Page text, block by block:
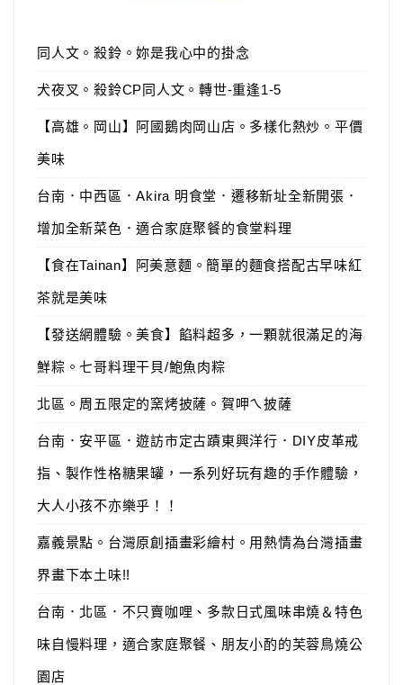
同人文。殺鈴。妳是我心中的掛念
犬夜叉。殺鈴CP同人文。轉世-重逢1-5
【高雄。岡山】阿國鵝肉岡山店。多樣化熱炒。平價
美味
台南．中西區．Akira 明食堂．遷移新址全新開張．
增加全新菜色．適合家庭聚餐的食堂料理
【食在Tainan】阿美意麵。簡單的麵食搭配古早味紅
茶就是美味
【發送網體驗。美食】餡料超多，一顆就很滿足的海
鮮粽。七哥料理干貝/鮑魚肉粽
北區。周五限定的窯烤披薩。賀呷ㄟ披薩
台南．安平區．遊訪市定古蹟東興洋行．DIY皮革戒
指、製作性格糖果罐，一系列好玩有趣的手作體驗，
大人小孩不亦樂乎！！
嘉義景點。台灣原創插畫彩繪村。用熱情為台灣插畫
界畫下本土味!!
台南．北區．不只賣咖哩、多款日式風味串燒＆特色
味自慢料理，適合家庭聚餐、朋友小酌的芙蓉鳥燒公
園店